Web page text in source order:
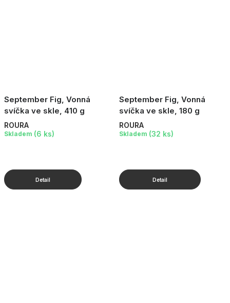
September Fig, Vonná
svíčka ve skle, 410 g
ROURA
Skladem (6 ks)
September Fig, Vonná
svíčka ve skle, 180 g
ROURA
Skladem (32 ks)